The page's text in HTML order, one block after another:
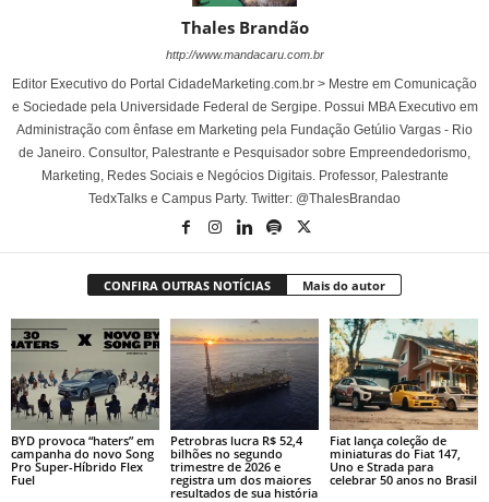
Thales Brandão
http://www.mandacaru.com.br
Editor Executivo do Portal CidadeMarketing.com.br > Mestre em Comunicação
e Sociedade pela Universidade Federal de Sergipe. Possui MBA Executivo em
Administração com ênfase em Marketing pela Fundação Getúlio Vargas - Rio
de Janeiro. Consultor, Palestrante e Pesquisador sobre Empreendedorismo,
Marketing, Redes Sociais e Negócios Digitais. Professor, Palestrante
TedxTalks e Campus Party. Twitter: @ThalesBrandao
CONFIRA OUTRAS NOTÍCIAS Mais do autor
BYD provoca “haters” em
campanha do novo Song
Pro Super-Híbrido Flex
Fuel
Petrobras lucra R$ 52,4
bilhões no segundo
trimestre de 2026 e
registra um dos maiores
resultados de sua história
Fiat lança coleção de
miniaturas do Fiat 147,
Uno e Strada para
celebrar 50 anos no Brasil